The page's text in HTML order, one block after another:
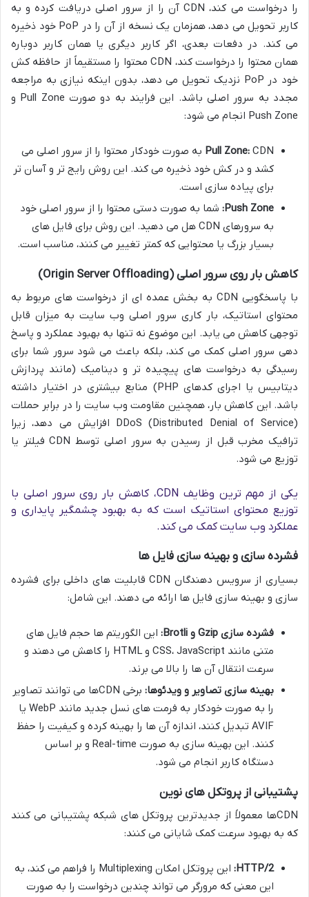
را درخواست می کند، CDN آن را از سرور اصلی دریافت کرده و به
کاربر تحویل می دهد، همزمان یک نسخه از آن را در PoP خود ذخیره
می کند. در دفعات بعدی، اگر کاربر دیگری یا همان کاربر دوباره
همان محتوا را درخواست کند، CDN محتوا را مستقیماً از حافظه کش
خود در PoP نزدیک تحویل می دهد، بدون اینکه نیازی به مراجعه
مجدد به سرور اصلی باشد. این فرایند به دو صورت Pull Zone و
Push Zone انجام می شود:
Pull Zone: CDN به صورت خودکار محتوا را از سرور اصلی می
کشد و در کش خود ذخیره می کند. این روش رایج تر و آسان تر
برای پیاده سازی است.
Push Zone: شما به صورت دستی محتوا را از سرور اصلی خود
به سرورهای CDN هل می دهید. این روش برای فایل های
بسیار بزرگ یا محتوایی که کمتر تغییر می کنند، مناسب است.
کاهش بار روی سرور اصلی (Origin Server Offloading)
با پاسخگویی CDN به بخش عمده ای از درخواست های مربوط به
محتوای استاتیک، بار کاری سرور اصلی وب سایت به میزان قابل
توجهی کاهش می یابد. این موضوع نه تنها به بهبود عملکرد و پاسخ
دهی سرور اصلی کمک می کند، بلکه باعث می شود سرور شما برای
رسیدگی به درخواست های پیچیده تر و دینامیک (مانند پردازش
دیتابیس یا اجرای کدهای PHP) منابع بیشتری در اختیار داشته
باشد. این کاهش بار، همچنین مقاومت وب سایت را در برابر حملات
DDoS (Distributed Denial of Service) افزایش می دهد، زیرا
ترافیک مخرب قبل از رسیدن به سرور اصلی توسط CDN فیلتر یا
توزیع می شود.
یکی از مهم ترین وظایف CDN، کاهش بار روی سرور اصلی با
توزیع محتوای استاتیک است که به بهبود چشمگیر پایداری و
عملکرد وب سایت کمک می کند.
فشرده سازی و بهینه سازی فایل ها
بسیاری از سرویس دهندگان CDN قابلیت های داخلی برای فشرده
سازی و بهینه سازی فایل ها ارائه می دهند. این شامل:
فشرده سازی Gzip و Brotli:
این الگوریتم ها حجم فایل های
متنی مانند CSS، JavaScript و HTML را کاهش می دهند و
سرعت انتقال آن ها را بالا می برند.
بهینه سازی تصاویر و ویدئوها:
برخی CDNها می توانند تصاویر
را به صورت خودکار به فرمت های نسل جدید مانند WebP یا
AVIF تبدیل کنند، اندازه آن ها را بهینه کرده و کیفیت را حفظ
کنند. این بهینه سازی به صورت Real-time و بر اساس
دستگاه کاربر انجام می شود.
پشتیبانی از پروتکل های نوین
CDNها معمولاً از جدیدترین پروتکل های شبکه پشتیبانی می کنند
که به بهبود سرعت کمک شایانی می کنند:
HTTP/2:
این پروتکل امکان Multiplexing را فراهم می کند، به
این معنی که مرورگر می تواند چندین درخواست را به صورت